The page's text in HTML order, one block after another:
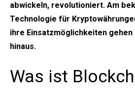
abwickeln, revolutioniert. Am
Technologie für
ihre Einsatzmöglichkeiten gehen
hinaus.
Was ist